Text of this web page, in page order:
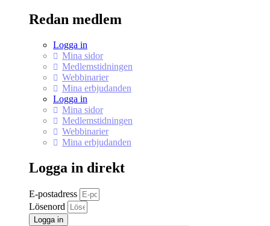
Redan medlem
Logga in
Mina sidor
Medlemstidningen
Webbinarier
Mina erbjudanden
Logga in
Mina sidor
Medlemstidningen
Webbinarier
Mina erbjudanden
Logga in direkt
E-postadress
Lösenord
Logga in